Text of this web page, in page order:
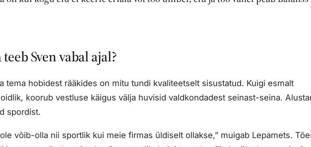
Sven vabal ajal?
tema hobidest rääkides on mitu tundi kvaliteetselt sisustatud. Kuigi esmalt
koorub vestluse käigus välja huvisid valdkondadest seinast-seina.
spordist.
võib-olla nii sportlik kui meie firmas üldiselt ollakse,” muigab Lepamets.